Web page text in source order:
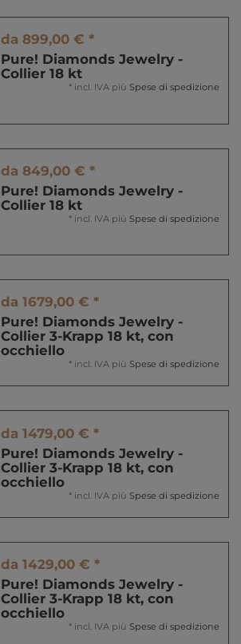
da 899,00 € *
Pure! Diamonds Jewelry -
Collier 18 kt
* incl. IVA più Spese di spedizione
da 849,00 € *
Pure! Diamonds Jewelry -
Collier 18 kt
* incl. IVA più Spese di spedizione
da 1679,00 € *
Pure! Diamonds Jewelry -
Collier 3-Krapp 18 kt, con
occhiello
* incl. IVA più Spese di spedizione
da 1479,00 € *
Pure! Diamonds Jewelry -
Collier 3-Krapp 18 kt, con
occhiello
* incl. IVA più Spese di spedizione
da 1429,00 € *
Pure! Diamonds Jewelry -
Collier 3-Krapp 18 kt, con
occhiello
* incl. IVA più Spese di spedizione